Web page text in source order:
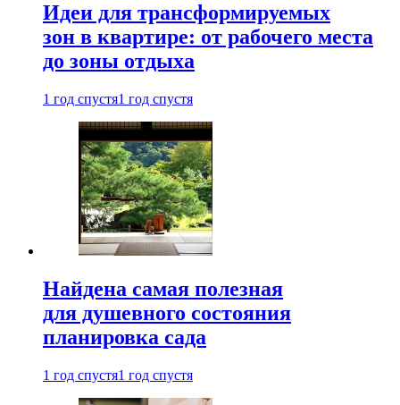
Идеи для трансформируемых
зон в квартире: от рабочего места
до зоны отдыха
1 год спустя1 год спустя
Найдена самая полезная
для душевного состояния
планировка сада
1 год спустя1 год спустя